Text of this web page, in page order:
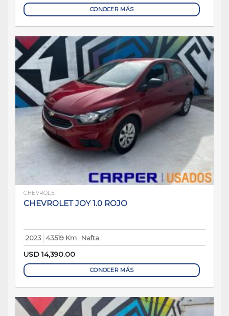
CONOCER MÁS
CHEVROLET
CHEVROLET JOY 1.0 ROJO
2023 43519 Km
Nafta
USD14,390.00
CONOCER MÁS